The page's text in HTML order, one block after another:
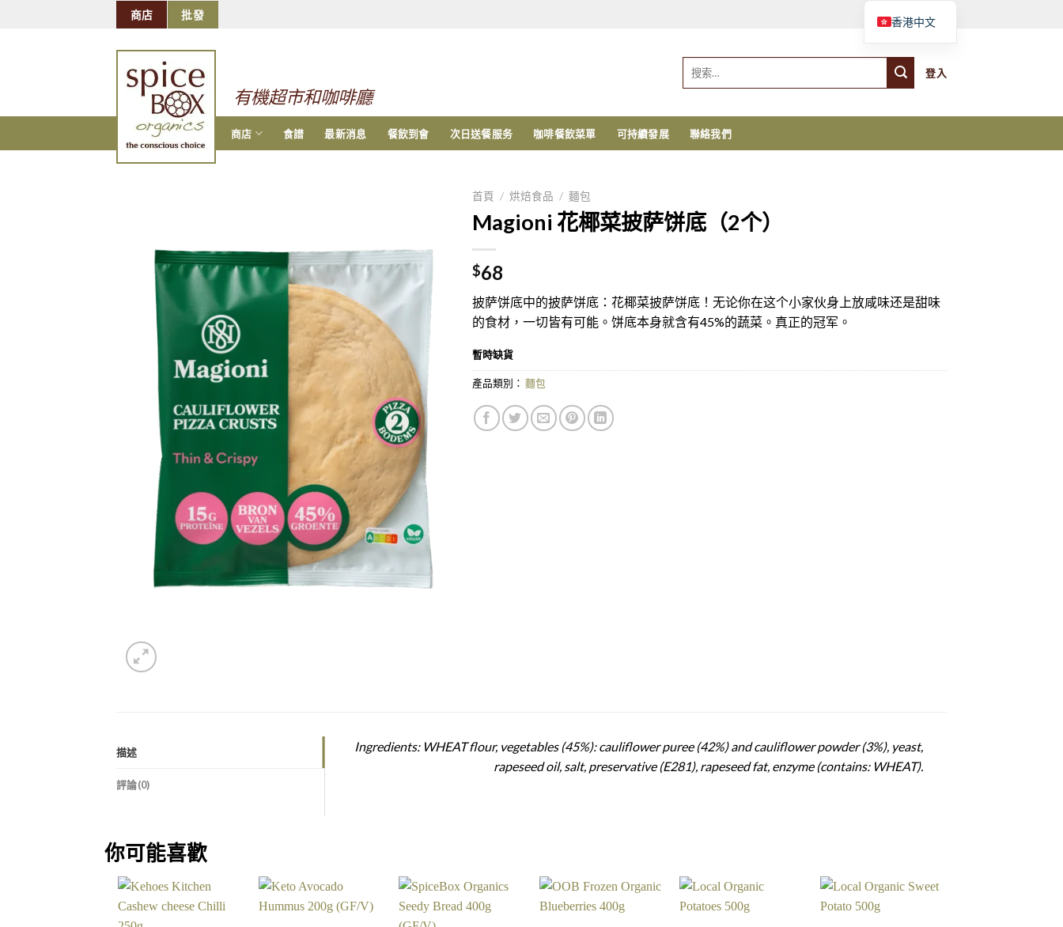
商店 批發 購物車
有機超市和咖啡廳
索：
登入
商店 食譜 最新消息 餐飲到會 次日送餐服务 咖啡餐飲菜單 可持續發展 聯絡我們
首頁 / 烘焙食品 / 麵包
Magioni 花椰菜披萨饼底（2个）
$68
披萨饼底中的披萨饼底：花椰菜披萨饼底！无论你在这个小家伙身上放咸味还是甜味
的食材，一切皆有可能。饼底本身就含有45%的蔬菜。真正的冠军。
暫時缺貨
產品類別： 麵包
描述
評論(0)
Ingredients: WHEAT flour, vegetables (45%): cauliflower puree (42%) and cauliflower powder (3%), yeast,
rapeseed oil, salt, preservative (E281), rapeseed fat, enzyme (contains: WHEAT).
你可能喜歡
香港中文